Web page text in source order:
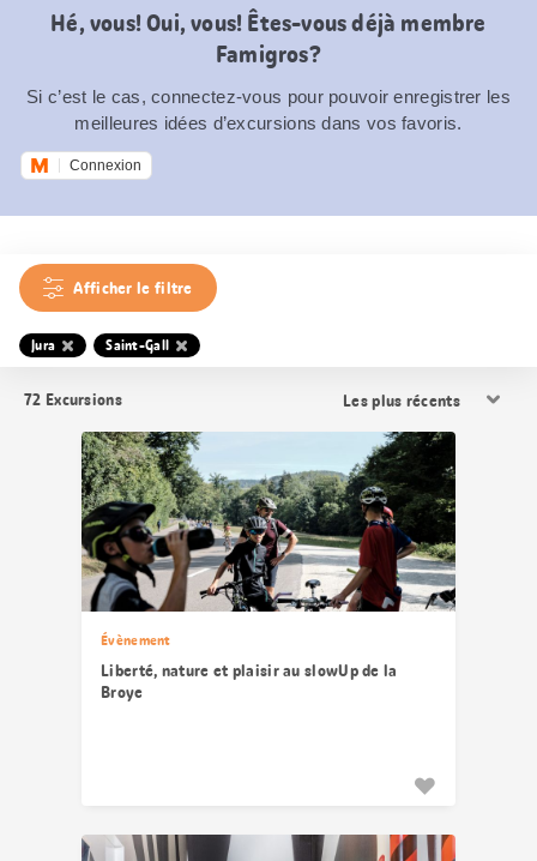
Hé, vous! Oui, vous! Êtes-vous déjà membre
Famigros?
Si c’est le cas, connectez-vous pour pouvoir enregistrer les
meilleures idées d’excursions dans vos favoris.
Connexion
Afficher le filtre
Jura Saint-Gall
72 Excursions
les
résultats
Évènement
Liberté, nature et plaisir au slowUp de la
Broye